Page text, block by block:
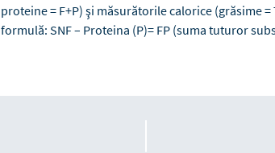
proteine = F+P) şi măsurătorile calorice (grăsime
formulă: SNF – Proteina (P)= FP (suma tuturor